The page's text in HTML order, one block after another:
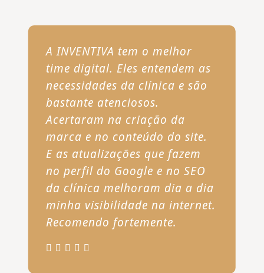
A INVENTIVA tem o melhor
time digital. Eles entendem as
necessidades da clínica e são
bastante atenciosos.
Acertaram na criação da
marca e no conteúdo do site.
E as atualizações que fazem
no perfil do Google e no SEO
da clínica melhoram dia a dia
minha visibilidade na internet.
Recomendo fortemente.